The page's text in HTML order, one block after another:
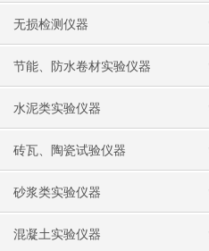
无损检测仪器
节能、防水卷材实验仪器
水泥类实验仪器
砖瓦、陶瓷试验仪器
砂浆类实验仪器
混凝土实验仪器